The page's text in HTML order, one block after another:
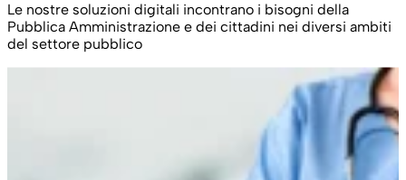
Le nostre soluzioni digitali incontrano i bisogni della
Pubblica Amministrazione e dei cittadini nei diversi ambiti
del settore pubblico